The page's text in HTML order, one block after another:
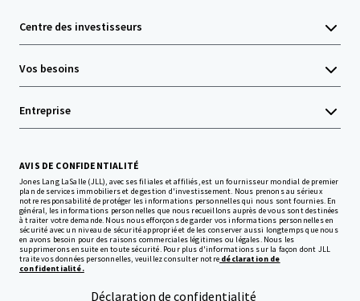
Centre des investisseurs
Vos besoins
Entreprise
AVIS DE CONFIDENTIALITÉ
Jones Lang LaSalle (JLL), avec ses filiales et affiliés, est un fournisseur mondial de premier
plan de services immobiliers et de gestion d'investissement. Nous prenons au sérieux
notre responsabilité de protéger les informations personnelles qui nous sont fournies. En
général, les informations personnelles que nous recueillons auprès de vous sont destinées
à traiter votre demande. Nous nous efforçons de garder vos informations personnelles en
sécurité avec un niveau de sécurité approprié et de les conserver aussi longtemps que nous
en avons besoin pour des raisons commerciales légitimes ou légales. Nous les
supprimerons ensuite en toute sécurité. Pour plus d'informations sur la façon dont JLL
traite vos données personnelles, veuillez consulter notredéclaration de
confidentialité.
Déclaration de confidentialité